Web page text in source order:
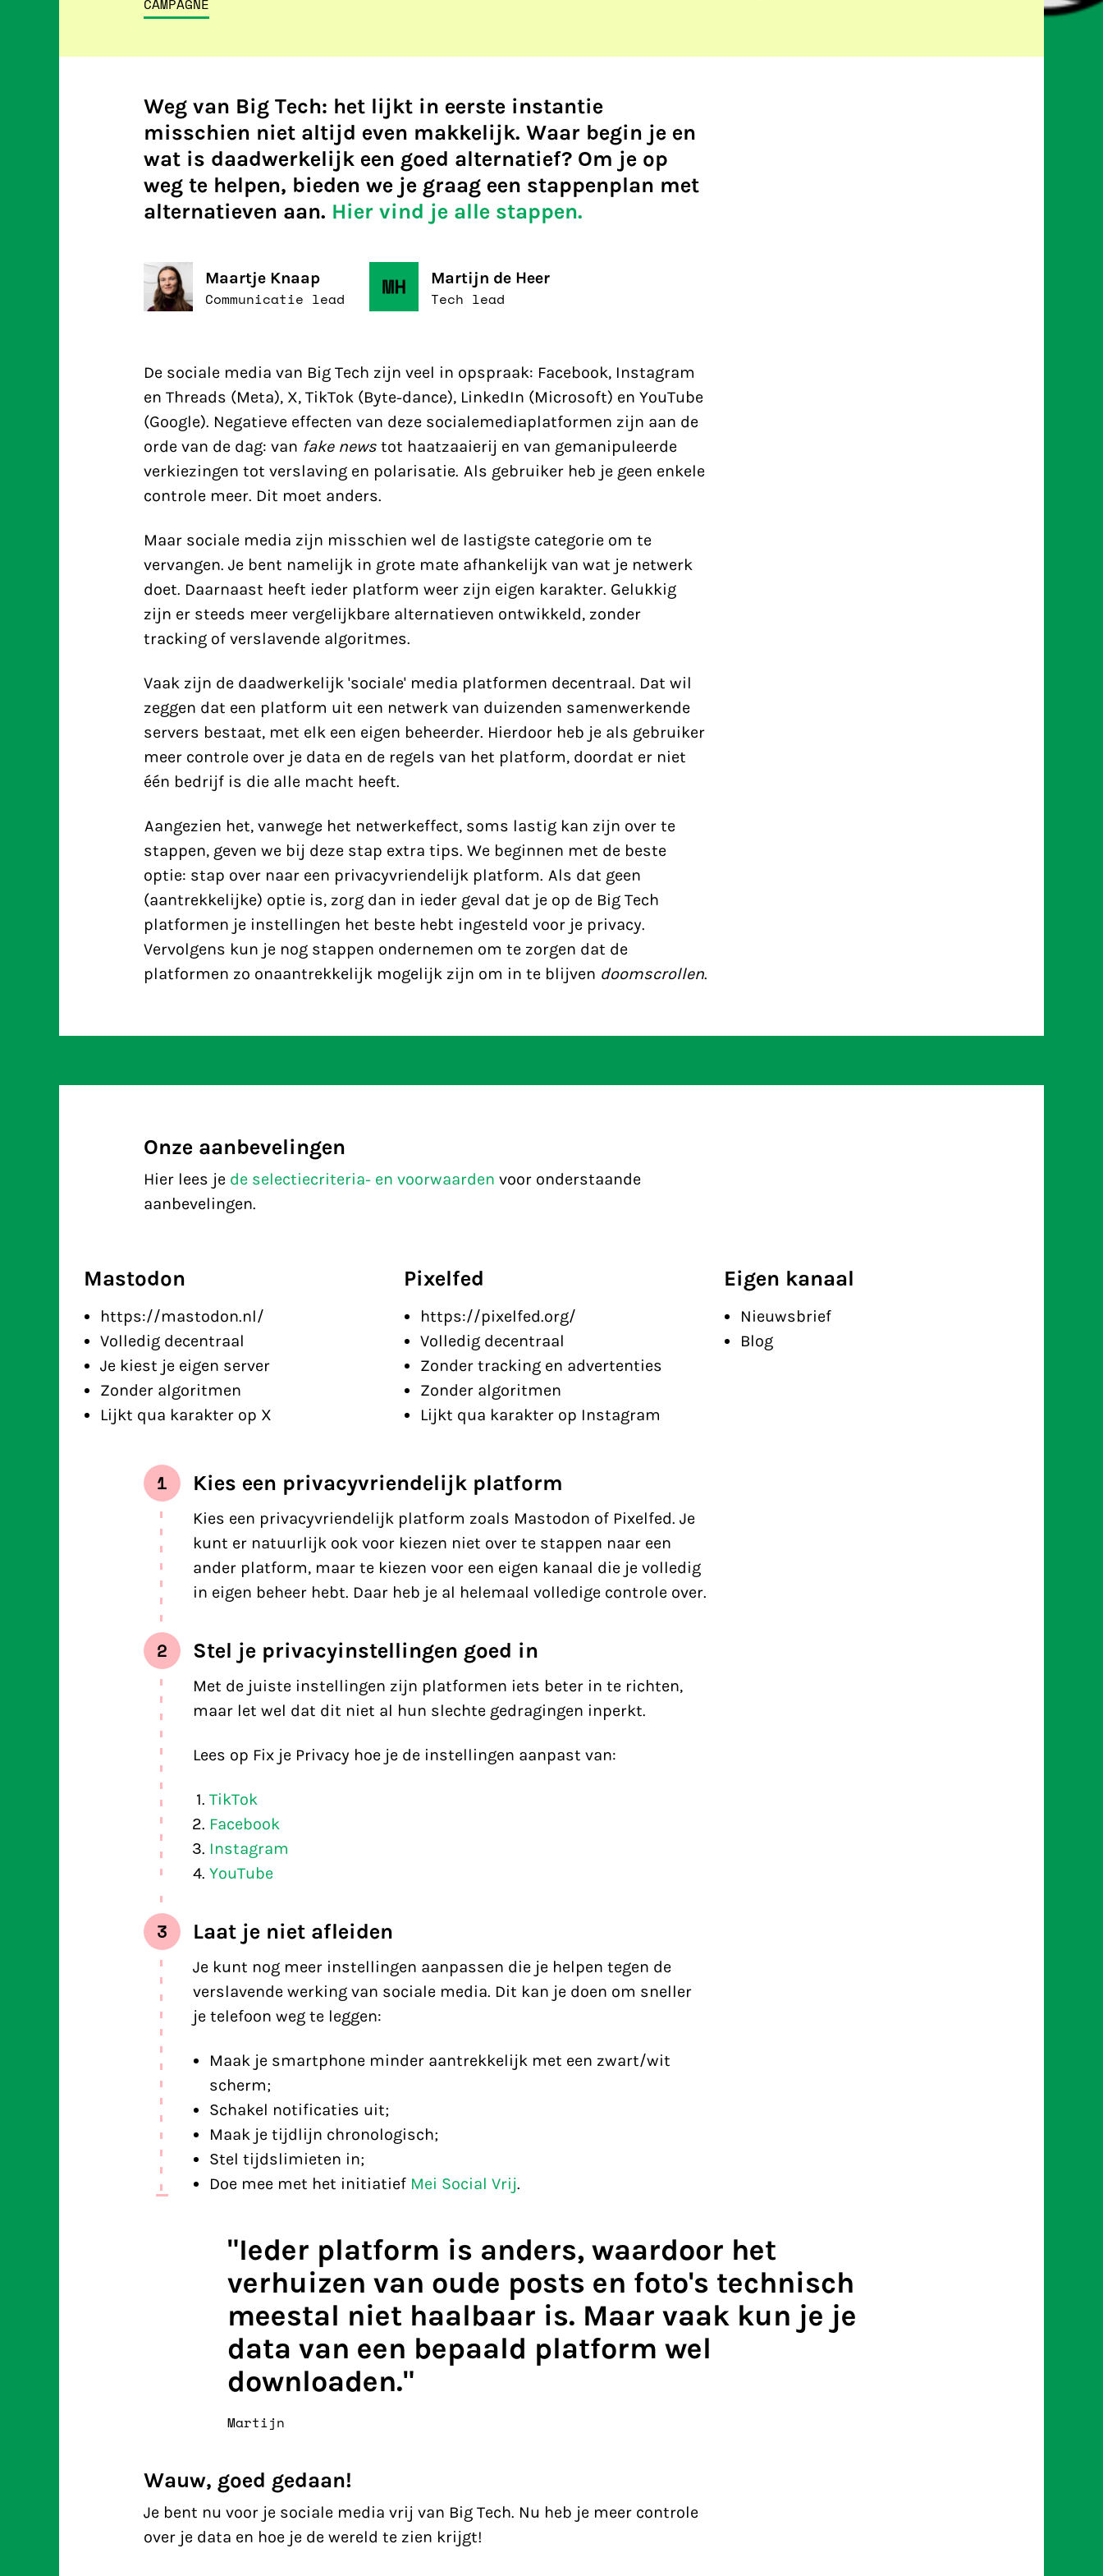
CAMPAGNE
Weg van Big Tech: het lijkt in eerste instantie
misschien niet altijd even makkelijk. Waar begin je en
wat is daadwerkelijk een goed alternatief? Om je op
weg te helpen, bieden we je graag een stappenplan met
alternatieven aan. Hier vind je alle stappen.
Maartje Knaap
Communicatie lead
Martijn de Heer
Tech lead
De sociale media van Big Tech zijn veel in opspraak: Facebook, Instagram
en Threads (Meta), X, TikTok (Byte-dance), LinkedIn (Microsoft) en YouTube
(Google). Negatieve effecten van deze socialemediaplatformen zijn aan de
orde van de dag: van fake news tot haatzaaierij en van gemanipuleerde
verkiezingen tot verslaving en polarisatie. Als gebruiker heb je geen enkele
controle meer. Dit moet anders.
Maar sociale media zijn misschien wel de lastigste categorie om te
vervangen. Je bent namelijk in grote mate afhankelijk van wat je netwerk
doet. Daarnaast heeft ieder platform weer zijn eigen karakter. Gelukkig
zijn er steeds meer vergelijkbare alternatieven ontwikkeld, zonder
tracking of verslavende algoritmes.
Vaak zijn de daadwerkelijk 'sociale' media platformen decentraal. Dat wil
zeggen dat een platform uit een netwerk van duizenden samenwerkende
servers bestaat, met elk een eigen beheerder. Hierdoor heb je als gebruiker
meer controle over je data en de regels van het platform, doordat er niet
één bedrijf is die alle macht heeft.
Aangezien het, vanwege het netwerkeffect, soms lastig kan zijn over te
stappen, geven we bij deze stap extra tips. We beginnen met de beste
optie: stap over naar een privacyvriendelijk platform. Als dat geen
(aantrekkelijke) optie is, zorg dan in ieder geval dat je op de Big Tech
platformen je instellingen het beste hebt ingesteld voor je privacy.
Vervolgens kun je nog stappen ondernemen om te zorgen dat de
platformen zo onaantrekkelijk mogelijk zijn om in te blijven doomscrollen.
Onze aanbevelingen
Hier lees je de selectiecriteria- en voorwaarden voor onderstaande
aanbevelingen.
Mastodon
https://mastodon.nl/
Volledig decentraal
Je kiest je eigen server
Zonder algoritmen
Lijkt qua karakter op X
Pixelfed
https://pixelfed.org/
Volledig decentraal
Zonder tracking en advertenties
Zonder algoritmen
Lijkt qua karakter op Instagram
Eigen kanaal
Nieuwsbrief
Blog
1 Kies een privacyvriendelijk platform
Kies een privacyvriendelijk platform zoals Mastodon of Pixelfed. Je
kunt er natuurlijk ook voor kiezen niet over te stappen naar een
ander platform, maar te kiezen voor een eigen kanaal die je volledig
in eigen beheer hebt. Daar heb je al helemaal volledige controle over.
2 Stel je privacyinstellingen goed in
Met de juiste instellingen zijn platformen iets beter in te richten,
maar let wel dat dit niet al hun slechte gedragingen inperkt.
Lees op Fix je Privacy hoe je de instellingen aanpast van:
TikTok
Facebook
Instagram
YouTube
3 Laat je niet afleiden
Je kunt nog meer instellingen aanpassen die je helpen tegen de
verslavende werking van sociale media. Dit kan je doen om sneller
je telefoon weg te leggen:
Maak je smartphone minder aantrekkelijk met een zwart/wit
scherm;
Schakel notificaties uit;
Maak je tijdlijn chronologisch;
Stel tijdslimieten in;
Doe mee met het initiatief Mei Social Vrij.
"Ieder platform is anders, waardoor het
verhuizen van oude posts en foto's technisch
meestal niet haalbaar is. Maar vaak kun je je
data van een bepaald platform wel
downloaden."
Martijn
Wauw, goed gedaan!
Je bent nu voor je sociale media vrij van Big Tech. Nu heb je meer controle
over je data en hoe je de wereld te zien krijgt!